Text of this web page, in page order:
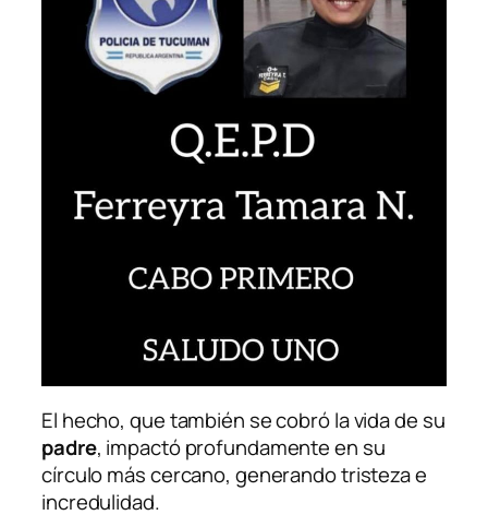
El hecho, que también se cobró la vida de su
padre, impactó profundamente en su
círculo más cercano, generando tristeza e
incredulidad.